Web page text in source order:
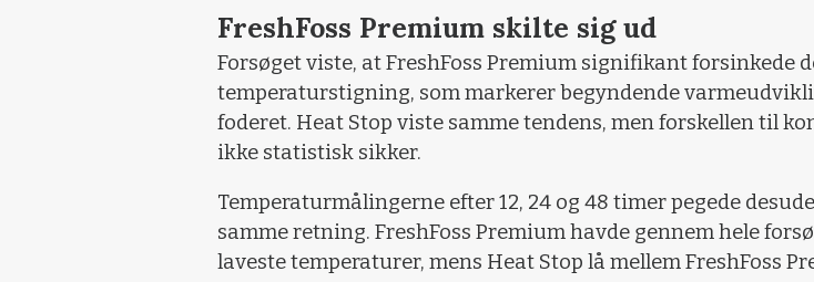
FreshFoss Premium skilte sig ud
Forsøget viste, at FreshFoss Premium signifikant forsinkede
temperaturstigning, som markerer begyndende
foderet. Heat Stop viste samme tendens, men forskellen til
ikke statistisk sikker.
Temperaturmålingerne efter 12, 24 og 48 timer pegede
samme retning. FreshFoss Premium havde gennem hele
laveste temperaturer, mens Heat Stop lå mellem FreshFoss